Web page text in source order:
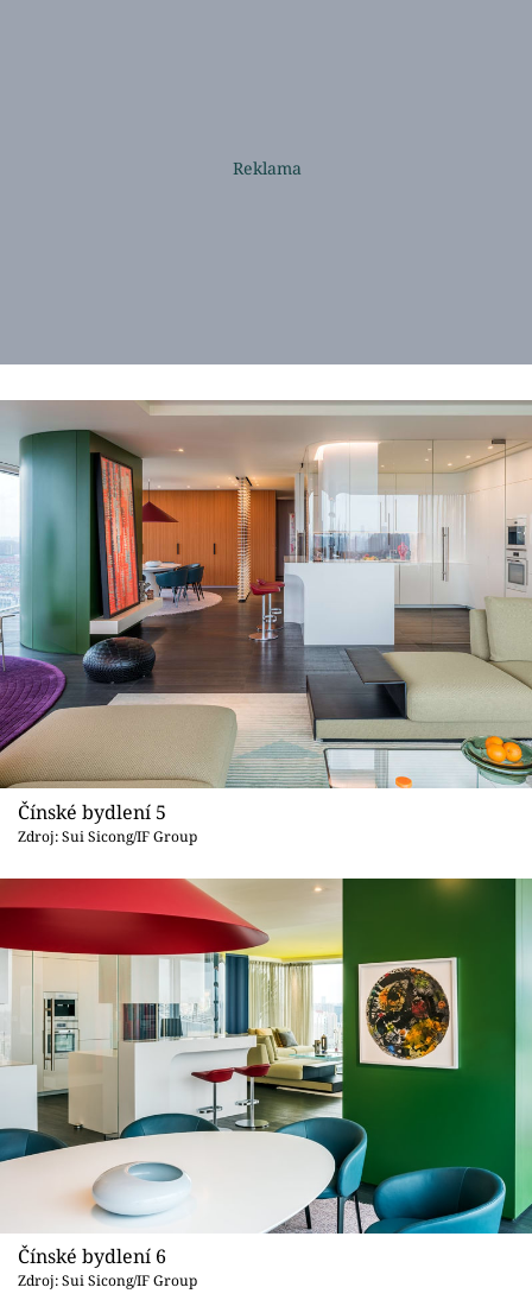
Čínské bydlení 5
Zdroj: Sui Sicong/IF Group
Čínské bydlení 6
Zdroj: Sui Sicong/IF Group